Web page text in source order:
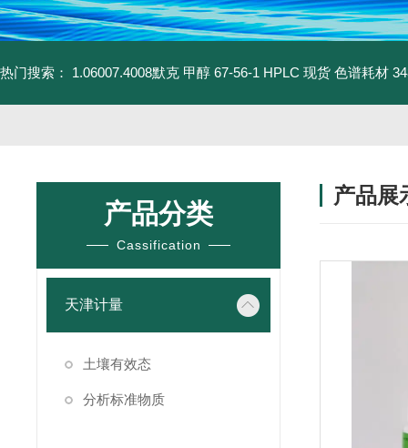
热门搜索： 1.06007.4008默克 甲醇 67-56-1 HPLC 现货 色谱耗材
产品分类
Cassification
天津计量
土壤有效态
分析标准物质
产品展